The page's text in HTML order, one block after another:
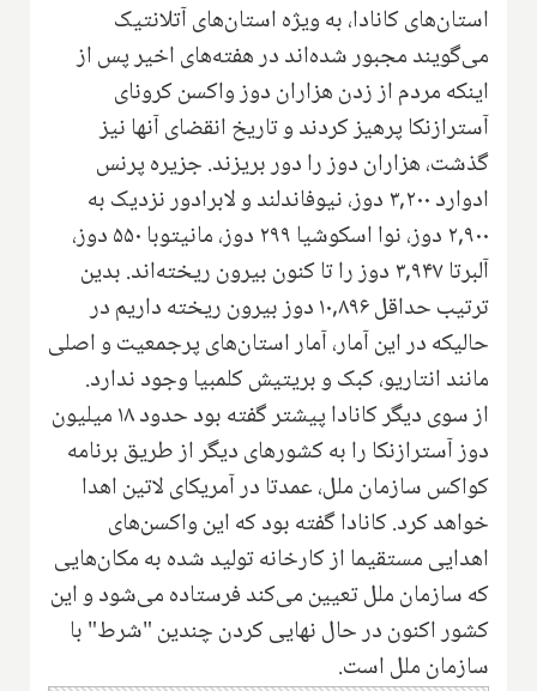
استان‌های کانادا، به ویژه استان‌های آتلانتیک
می‌گویند مجبور شده‌اند در هفته‌های اخیر پس از
اینکه مردم از زدن هزاران دوز واکسن کرونای
آسترازنکا پرهیز کردند و تاریخ انقضای آنها نیز
گذشت، هزاران دوز را دور بریزند. جزیره پرنس
ادوارد ۳,۲۰۰ دوز، نیوفاندلند و لابرادور نزدیک به
۲,۹۰۰ دوز، نوا اسکوشیا ۲۹۹ دوز، مانیتوبا ۵۵۰ دوز،
آلبرتا ۳,۹۴۷ دوز را تا کنون بیرون ریخته‌اند. بدین
ترتیب حداقل ۱۰,۸۹۶ دوز بیرون ریخته داریم در
حالیکه در این آمار، آمار استان‌های پرجمعیت و اصلی
مانند انتاریو، کبک و بریتیش کلمبیا وجود ندارد.
از سوی دیگر کانادا پیشتر گفته بود حدود ۱۸ میلیون
دوز آسترازنکا را به کشورهای دیگر از طریق برنامه
کواکس سازمان ملل، عمدتا در آمریکای لاتین اهدا
خواهد کرد. کانادا گفته بود که این واکسن‌های
اهدایی مستقیما از کارخانه تولید شده به مکان‌هایی
که سازمان ملل تعیین می‌کند فرستاده می‌شود و این
کشور اکنون در حال نهایی کردن چندین "شرط" با
سازمان ملل است.